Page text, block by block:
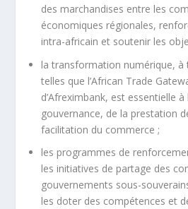
des marchandises entre les
économiques régionales,
intra-africain et soutenir les
la transformation numérique, à
telles que l’African Trade
d’Afreximbank, est essentielle
gouvernance, de la prestation
facilitation du commerce ;
les programmes de
les initiatives de partage des
gouvernements sous-
les doter des compétences et